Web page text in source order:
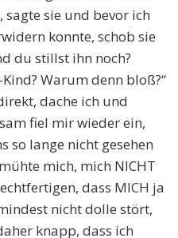
sagte sie und bevor ich
konnte, schob sie
du stillst ihn noch?
Kind? Warum denn bloß?“
dache ich und
fiel mir wieder ein,
so lange nicht gesehen
mich, mich NICHT
dass MICH ja
nicht dolle stört,
knapp, dass ich